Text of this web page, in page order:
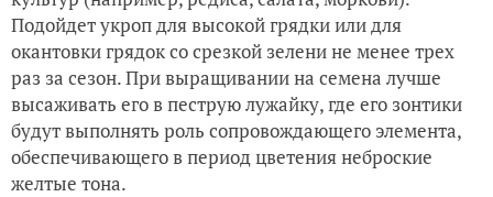
Подойдет укроп для высокой грядки или для
окантовки грядок со срезкой зелени не менее трех
раз за сезон. При выращивании на семена лучше
высаживать его в пеструю лужайку, где его зонтики
будут выполнять роль сопровождающего элемента,
обеспечивающего в период цветения неброские
желтые тона.